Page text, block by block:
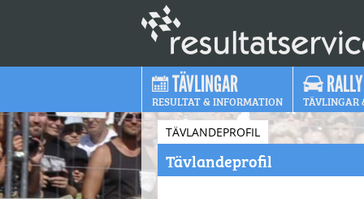
TÄVLINGAR
RESULTAT & INFORMATION TÄVLINGAR
TÄVLANDEPROFIL
Tävlandeprofil